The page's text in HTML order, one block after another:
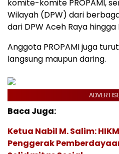
komite-komite PROPAMI,
Wilayah (DPW) dari
dari DPW Aceh Raya hingga
Anggota PROPAMI juga
langsung maupun daring.
Baca Juga:
Ketua Nabil M. Salim:
Penggerak